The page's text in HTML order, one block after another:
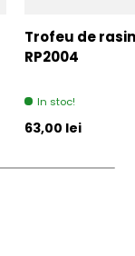
Trofeu de
RP2004
In stoc!
Pret initial
63,00 lei